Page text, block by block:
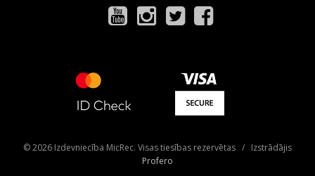
© 2026 Izdevniecība MicRec. Visas tiesības rezervētas / Izstrādājis
Profero